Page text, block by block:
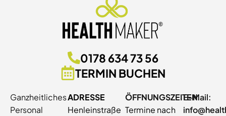
0178 634 73 56
TERMIN BUCHEN
Ganzheitliches
Personal
ADRESSE
Henleinstraße
ÖFFNUNGSZEITEN
Termine nach
E-Mail: